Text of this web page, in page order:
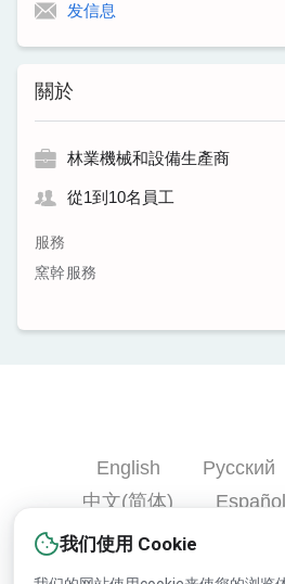
關於
林業機械和設備生產商
從1到10名員工
服務
窯幹服務
发信息
我们使用 Cookie
English Русский
中文(简体)
Español
Português
हिन्दी